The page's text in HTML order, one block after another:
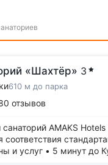
«Шахтёр» 3
610 м до парка
отзывов
санаторий AMAKS
соответствия
и услуг • 5 минут до